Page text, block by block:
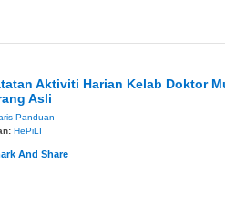
Aktiviti Harian Kelab Doktor
Asli
Panduan
HePiLI